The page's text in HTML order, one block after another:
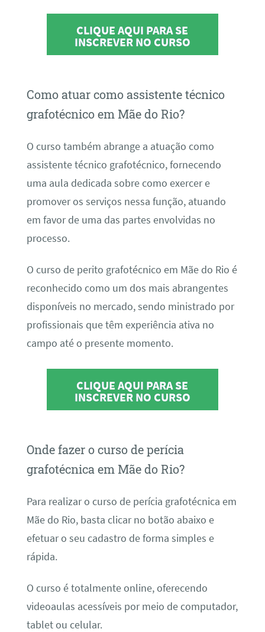
CLIQUE AQUI PARA SE
INSCREVER NO CURSO
Como atuar como assistente técnico
grafotécnico em Mãe do Rio?
O curso também abrange a atuação como
assistente técnico grafotécnico, fornecendo
uma aula dedicada sobre como exercer e
promover os serviços nessa função, atuando
em favor de uma das partes envolvidas no
processo.
O curso de perito grafotécnico em Mãe do Rio é
reconhecido como um dos mais abrangentes
disponíveis no mercado, sendo ministrado por
profissionais que têm experiência ativa no
campo até o presente momento.
CLIQUE AQUI PARA SE
INSCREVER NO CURSO
Onde fazer o curso de perícia
grafotécnica em Mãe do Rio?
Para realizar o curso de perícia grafotécnica em
Mãe do Rio, basta clicar no botão abaixo e
efetuar o seu cadastro de forma simples e
rápida.
O curso é totalmente online, oferecendo
videoaulas acessíveis por meio de computador,
tablet ou celular.